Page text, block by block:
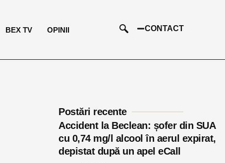
BEX TV OPINII CONTACT
Postări recente
Accident la Beclean: șofer din SUA
cu 0,74 mg/l alcool în aerul expirat,
depistat după un apel eCall